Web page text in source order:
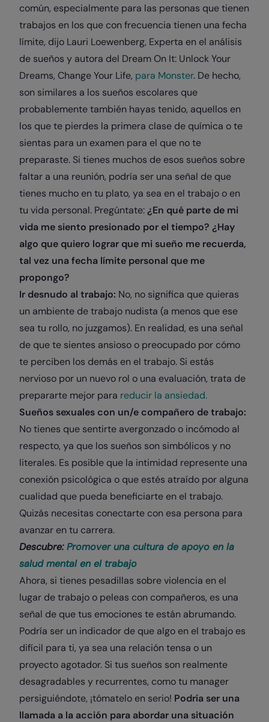
común, especialmente para las personas que tienen
trabajos en los que con frecuencia tienen una fecha
límite, dijo Lauri Loewenberg, Experta en el análisis
de sueños y autora del Dream On It: Unlock Your
Dreams, Change Your Life, para Monster. De hecho,
son similares a los sueños escolares que
probablemente también hayas tenido, aquellos en
los que te pierdes la primera clase de química o te
sientas para un examen para el que no te
preparaste. Si tienes muchos de esos sueños sobre
faltar a una reunión, podría ser una señal de que
tienes mucho en tu plato, ya sea en el trabajo o en
tu vida personal. Pregúntate:¿En qué parte de mi
vida me siento presionado por el tiempo? ¿Hay
algo que quiero lograr que mi sueño me recuerda,
tal vez una fecha límite personal que me
propongo?
Ir desnudo al trabajo: No, no significa que quieras
un ambiente de trabajo nudista (a menos que ese
sea tu rollo, no juzgamos). En realidad, es una señal
de que te sientes ansioso o preocupado por cómo
te perciben los demás en el trabajo. Si estás
nervioso por un nuevo rol o una evaluación, trata de
prepararte mejor para reducir la ansiedad.
Sueños sexuales con un/e compañero de trabajo:
No tienes que sentirte avergonzado o incómodo al
respecto, ya que los sueños son simbólicos y no
literales. Es posible que la intimidad represente una
conexión psicológica o que estés atraído por alguna
cualidad que pueda beneficiarte en el trabajo.
Quizás necesitas conectarte con esa persona para
avanzar en tu carrera.
Descubre:Promover una cultura de apoyo en la
salud mental en el trabajo
Ahora, si tienes pesadillas sobre violencia en el
lugar de trabajo o peleas con compañeros, es una
señal de que tus emociones te están abrumando.
Podría ser un indicador de que algo en el trabajo es
difícil para ti, ya sea una relación tensa o un
proyecto agotador. Si tus sueños son realmente
desagradables y recurrentes, como tu manager
persiguiéndote, ¡tómatelo en serio! Podría ser una
llamada a la acción para abordar una situación